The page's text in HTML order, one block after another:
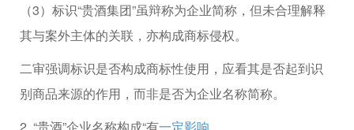
（3）标识“贵酒集团”虽辩称为企业简称，但未合理解释
其与案外主体的关联，亦构成商标侵权。
二审强调标识是否构成商标性使用，应看其是否起到识
别商品来源的作用，而非是否为企业名称简称。
2. “贵酒”企业名称构成“有一定影响